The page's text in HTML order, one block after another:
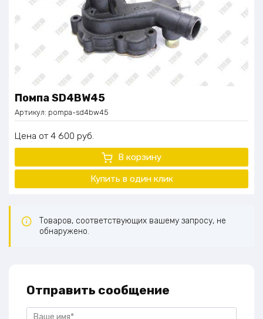
Помпа SD4BW45
Артикул: pompa-sd4bw45
Цена 4 600 руб.
В корзину
Купить в один клик
Товаров, соответствующих вашему запросу, не
обнаружено.
Отправить сообщение